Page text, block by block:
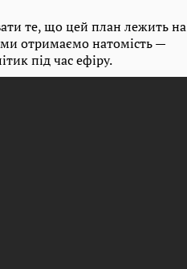
те, що цей план лежить на
отримаємо натомість —
під час ефіру.